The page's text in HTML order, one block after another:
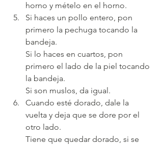
horno y mételo en el horno.
Si haces un pollo entero, pon
primero la pechuga tocando la
bandeja.
Si lo haces en cuartos, pon
primero el lado de la piel tocando
la bandeja.
Si son muslos, da igual.
Cuando esté dorado, dale la
vuelta y deja que se dore por el
otro lado.
Tiene que quedar dorado, si se